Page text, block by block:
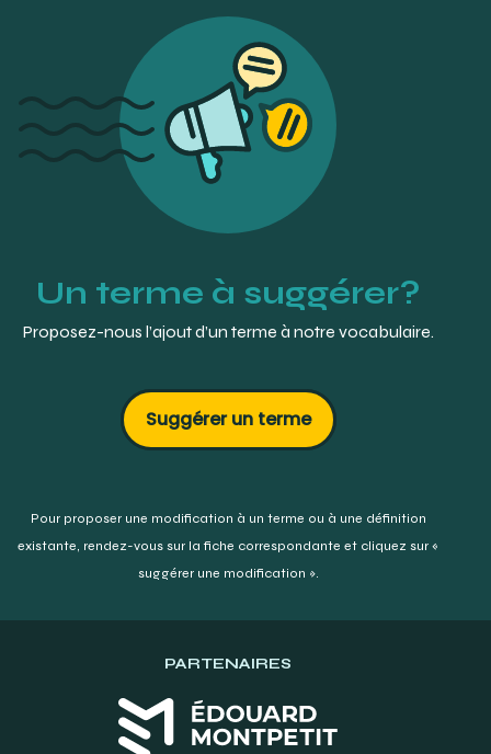
Elsevier. P.139-142, 149-152 et 616.
Un terme à suggérer?
Proposez-nous l’ajout d’un terme à notre vocabulaire.
Suggérer un terme
Pour proposer une modification à un terme ou à une définition
existante, rendez-vous sur la fiche correspondante et cliquez sur «
suggérer une modification ».
PARTENAIRES